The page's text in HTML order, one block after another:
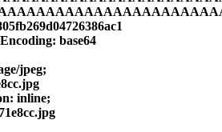
base64
jpeg;
inline;